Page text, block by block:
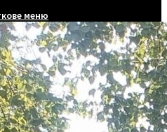
меню